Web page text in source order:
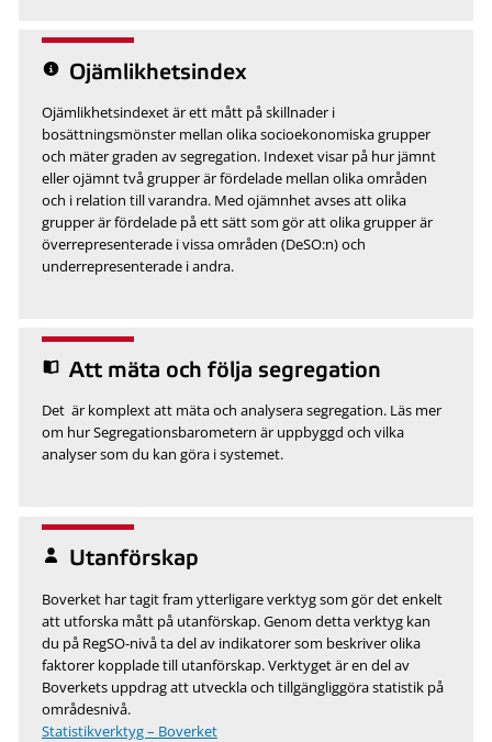
Ojämlikhetsindex
Ojämlikhetsindexet är ett mått på skillnader i
bosättningsmönster mellan olika socioekonomiska grupper
och mäter graden av segregation. Indexet visar på hur jämnt
eller ojämnt två grupper är fördelade mellan olika områden
och i relation till varandra. Med ojämnhet avses att olika
grupper är fördelade på ett sätt som gör att olika grupper är
överrepresenterade i vissa områden (DeSO:n) och
underrepresenterade i andra.
Att mäta och följa segregation
Det är komplext att mäta och analysera segregation. Läs mer
om hur Segregationsbarometern är uppbyggd och vilka
analyser som du kan göra i systemet.
Utanförskap
Boverket har tagit fram ytterligare verktyg som gör det enkelt
att utforska mått på utanförskap. Genom detta verktyg kan
du på RegSO-nivå ta del av indikatorer som beskriver olika
faktorer kopplade till utanförskap. Verktyget är en del av
Boverkets uppdrag att utveckla och tillgängliggöra statistik på
områdesnivå.
Statistikverktyg – Boverket